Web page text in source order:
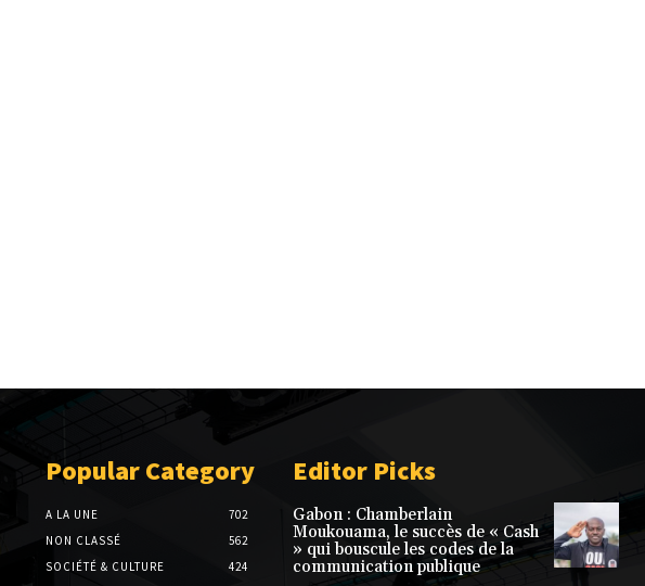
Popular Category
A LA UNE
702
NON CLASSÉ
562
SOCIÉTÉ & CULTURE
424
Editor Picks
Gabon : Chamberlain
Moukouama, le succès de « Cash
» qui bouscule les codes de la
communication publique